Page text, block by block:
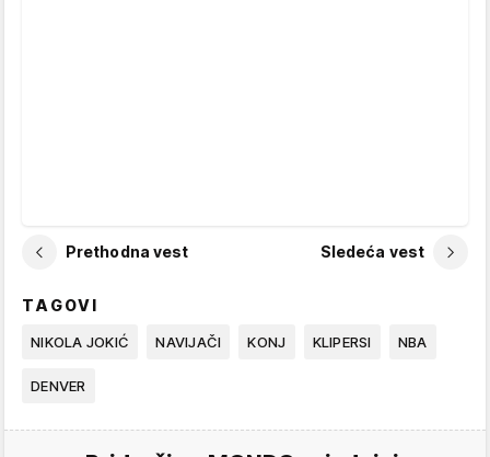
Prethodna vest Sledeća vest
TAGOVI
NIKOLA JOKIĆ NAVIJAČI KONJ KLIPERSI NBA
DENVER